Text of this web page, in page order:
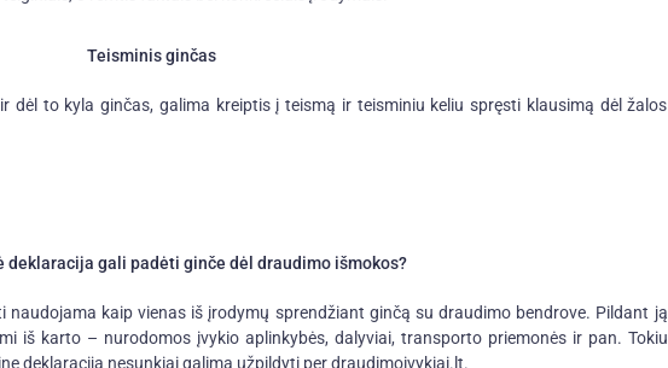
Teisminis ginčas
dėl to kyla ginčas, galima kreiptis į teismą ir teisminiu keliu spręsti klausimą dėl žalos
deklaracija gali padėti ginče dėl draudimo išmokos?
naudojama kaip vienas iš įrodymų sprendžiant ginčą su draudimo bendrove. Pildant ją
iš karto – nurodomos įvykio aplinkybės, dalyviai, transporto priemonės ir pan. Tokiu
deklaraciją nesunkiai galima užpildyti per draudimoivykiai.lt.